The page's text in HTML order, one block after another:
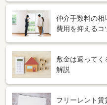
仲介手数料の相
費用を抑えるコ
敷金は返ってく
解説
フリーレント賃